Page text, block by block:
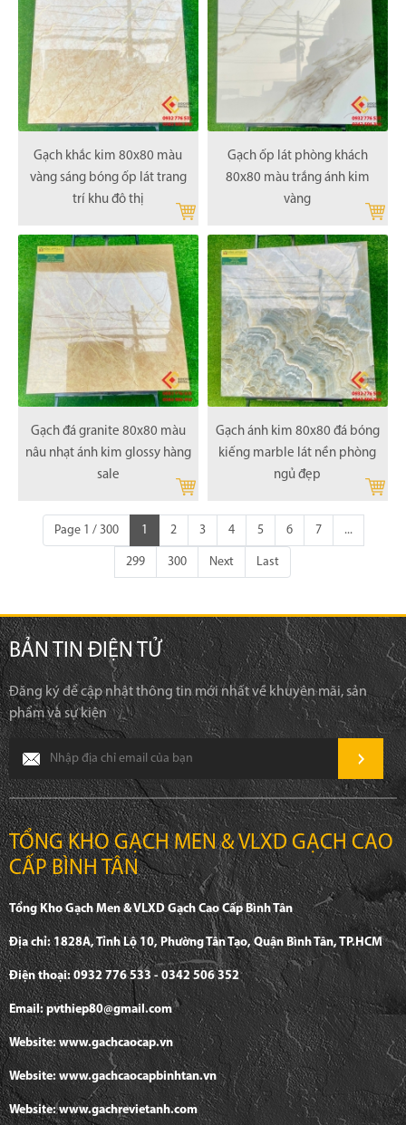
Gạch khắc kim 80x80 màu
vàng sáng bóng ốp lát trang
trí khu đô thị
Gạch ốp lát phòng khách
80x80 màu trắng ánh kim
vàng
Gạch đá granite 80x80 màu
nâu nhạt ánh kim glossy hàng
sale
Gạch ánh kim 80x80 đá bóng
kiếng marble lát nền phòng
ngủ đẹp
Page 1 / 300 1 2 3 4 5 6 7 ...
299 300 Next Last
BẢN TIN ĐIỆN TỬ
Đăng ký để cập nhật thông tin mới nhất về khuyên mãi, sản
phẩm và sự kiện
TỔNG KHO GẠCH MEN & VLXD GẠCH CAO
CẤP BÌNH TÂN
Tổng Kho Gạch Men & VLXD Gạch Cao Cấp Bình Tân
Địa chỉ: 1828A, Tỉnh Lộ 10, Phường Tân Tạo, Quận Bình Tân, TP.HCM
Điện thoại: 0932 776 533 - 0342 506 352
Email: pvthiep80@gmail.com
Website: www.gachcaocap.vn
Website: www.gachcaocapbinhtan.vn
Website: www.gachrevietanh.com